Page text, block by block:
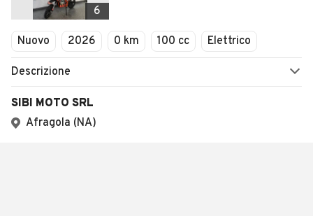
6
Nuovo 2026 0 km 100 cc Elettrico
Descrizione
SIBI MOTO SRL
Afragola (NA)